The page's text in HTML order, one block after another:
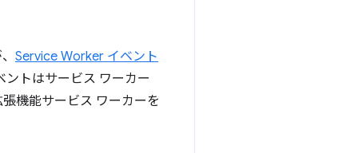
Service Worker イベント
トはサービス ワーカー
機能サービス ワーカーを